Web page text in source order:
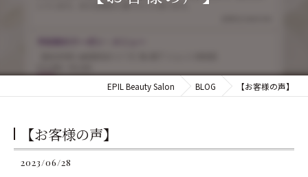
EPIL Beauty Salon BLOG 【お客様の声】
【お客様の声】
2023/06/28